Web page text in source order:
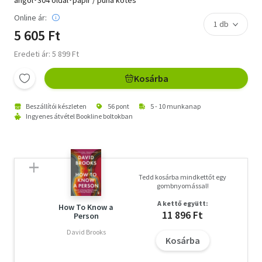
Online ár:
5 605 Ft
Eredeti ár: 5 899 Ft
Kosárba
Beszállítói készleten 56 pont
5 - 10 munkanap
Ingyenes átvétel Bookline boltokban
How To Know a
Person
David Brooks
Tedd kosárba mindkettőt egy
gombnyomással!
A kettő együtt:
11 896 Ft
Kosárba